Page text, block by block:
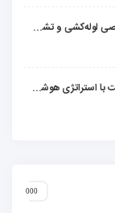
لوله بازکنی قزوین، تخلیه چاه و خدمات تخصصی لوله‌کشی و تشخیص ترکیدگی
آیا پیجهای اینستاگرام درآمد دارند؟ راز موفقیت با استراتژی هوشمندانه